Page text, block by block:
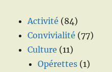
Activité (84)
Convivialité (77)
Culture (11)
Opérettes (1)